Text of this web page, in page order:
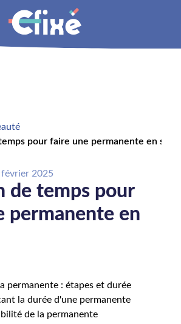
pour faire une permanente en
février 2025
de temps pour
permanente en
permanente : étapes et durée
la durée d'une permanente
de la permanente